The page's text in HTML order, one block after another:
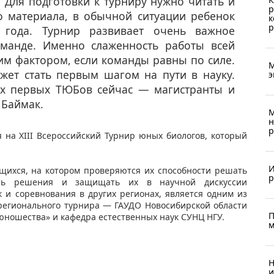
материала, в обычной ситуации ребенок
Турнир развивает очень важное
Именно слаженность работы всей
фактором, если команды равны по силе.
стать первым шагом на пути в науку.
первых ТЮБов сейчас — магистранты и
XIII Всероссийский Турнир юных биологов, который
на котором проверяются их способности решать
решения и защищать их в научной дискуссии
соревнования в других регионах, является одним из
турнира — ГАУДО Новосибирской области
и кафедра естественных наук СУНЦ НГУ.